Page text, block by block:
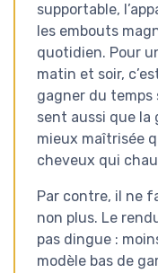
supportable,
les embouts
quotidien. Pour
matin et soir,
gagner du temps
sent aussi que la
mieux maîtrisée
cheveux qui
Par contre, il ne
non plus. Le
pas dingue :
modèle bas de